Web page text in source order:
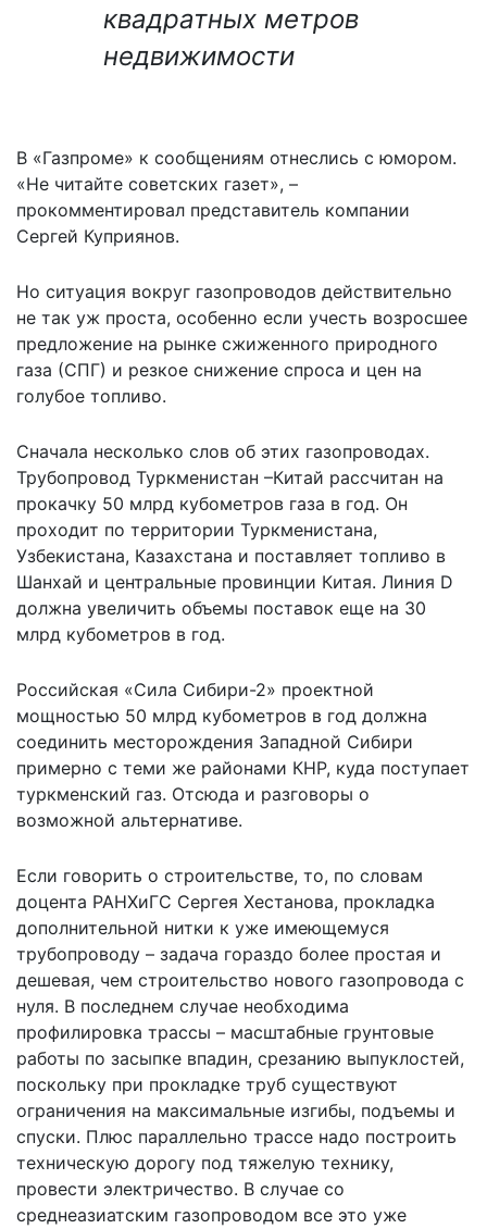
квадратных метров
недвижимости
В «Газпроме» к сообщениям отнеслись с юмором.
«Не читайте советских газет», –
прокомментировал представитель компании
Сергей Куприянов.
Но ситуация вокруг газопроводов действительно
не так уж проста, особенно если учесть возросшее
предложение на рынке сжиженного природного
газа (СПГ) и резкое снижение спроса и цен на
голубое топливо.
Сначала несколько слов об этих газопроводах.
Трубопровод Туркменистан –Китай рассчитан на
прокачку 50 млрд кубометров газа в год. Он
проходит по территории Туркменистана,
Узбекистана, Казахстана и поставляет топливо в
Шанхай и центральные провинции Китая. Линия D
должна увеличить объемы поставок еще на 30
млрд кубометров в год.
Российская «Сила Сибири-2» проектной
мощностью 50 млрд кубометров в год должна
соединить месторождения Западной Сибири
примерно с теми же районами КНР, куда поступает
туркменский газ. Отсюда и разговоры о
возможной альтернативе.
Если говорить о строительстве, то, по словам
доцента РАНХиГС Сергея Хестанова, прокладка
дополнительной нитки к уже имеющемуся
трубопроводу – задача гораздо более простая и
дешевая, чем строительство нового газопровода с
нуля. В последнем случае необходима
профилировка трассы – масштабные грунтовые
работы по засыпке впадин, срезанию выпуклостей,
поскольку при прокладке труб существуют
ограничения на максимальные изгибы, подъемы и
спуски. Плюс параллельно трассе надо построить
техническую дорогу под тяжелую технику,
провести электричество. В случае со
среднеазиатским газопроводом все это уже